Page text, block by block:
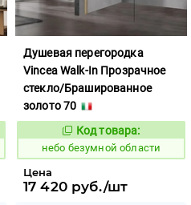
Душевая перегородка
Vincea Walk-In Прозрачное
стекло/Брашированное
золото 70
Код:
1124188
Код товара:
небо безумной области
Цена
17 420 руб./шт